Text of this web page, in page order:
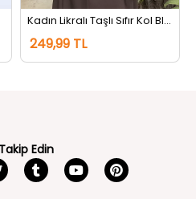
Kadın Likralı Taşlı Sıfır Kol Bluz Beyaz
249,99 TL
Edin